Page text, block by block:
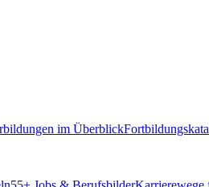
im Überblick